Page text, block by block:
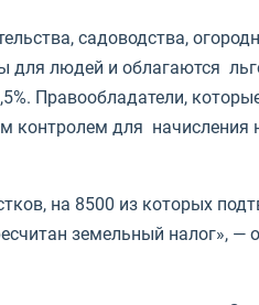
садоводства,
для людей и облагаются
Правообладатели,
контролем для начисления
на 8500 из которых
земельный налог», —